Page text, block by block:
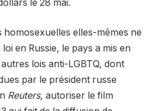
le 28 mai.
elles-mêmes ne
en Russie, le pays a mis en
lois anti-LGBTQ, dont
par le président russe
Reuters, autoriser le film